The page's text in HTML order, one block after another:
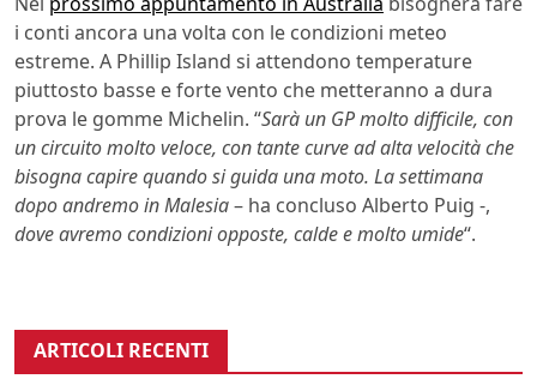
i conti ancora una volta con le condizioni meteo
estreme. A Phillip Island si attendono temperature
piuttosto basse e forte vento che metteranno a dura
prova le gomme Michelin. “Sarà un GP molto difficile, con
un circuito molto veloce, con tante curve ad alta velocità che
bisogna capire quando si guida una moto. La settimana
dopo andremo in Malesia– ha concluso Alberto Puig -,
dove avremo condizioni opposte, calde e molto umide“.
ARTICOLI RECENTI